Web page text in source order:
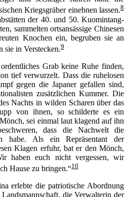
Kriegsgräber einebnen lassen.8
der 40. und 50. Kuomintang-
sammelten ortsansässige Chinesen
Knochen ein, begruben sie an
sie in Verstecken.9
Grab keine Ruhe finden,
tief verwurzelt. Dass die ruhelosen
gegen die Japaner gefallen sind,
zusätzlichen Kummer. Die
Nachts in wilden Scharen über das
von ihnen, so schilderte es ein
sei einmal laut klagend auf ihn
dass die Nachwelt die
habe. Als ein Repräsentant der
Klagen erfuhr, bat er den Mönch,
haben euch nicht vergessen, wir
Hause zu bringen.“10
erlebte die patriotische Abordnung
die Verwalterin der